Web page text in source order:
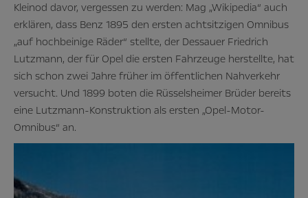
Kleinod davor, vergessen zu werden: Mag „Wikipedia“ auch
erklären, dass Benz 1895 den ersten achtsitzigen Omnibus
„auf hochbeinige Räder“ stellte, der Dessauer Friedrich
Lutzmann, der für Opel die ersten Fahrzeuge herstellte, hat
sich schon zwei Jahre früher im öffentlichen Nahverkehr
versucht. Und 1899 boten die Rüsselsheimer Brüder bereits
eine Lutzmann-Konstruktion als ersten „Opel-Motor-
Omnibus“ an.